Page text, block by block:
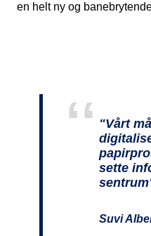
en helt ny og
"Vårt
sette
Suvi